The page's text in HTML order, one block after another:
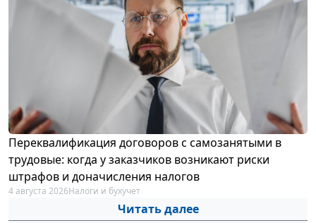
Переквалификация договоров с самозанятыми в
трудовые: когда у заказчиков возникают риски
штрафов и доначисления налогов
4 августа 2026Налоги и бухучет
Читать далее